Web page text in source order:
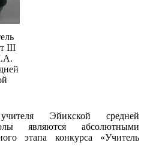
III
Эйикской средней
являются абсолютными
этапа конкурса «Учитель